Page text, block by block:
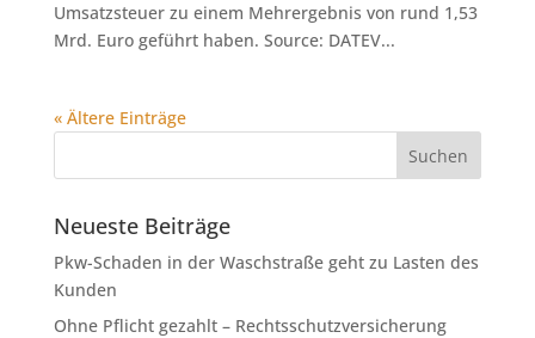
Umsatzsteuer zu einem Mehrergebnis von rund 1,53
Mrd. Euro geführt haben. Source: DATEV...
« Ältere Einträge
Neueste Beiträge
Pkw-Schaden in der Waschstraße geht zu Lasten des
Kunden
Ohne Pflicht gezahlt – Rechtsschutzversicherung